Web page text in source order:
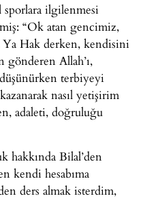
ilgilenmesi
“Ok atan gencimiz,
Ya Hak derken, kendisini
Allah’ı,
terbiyeyi
nasıl yetişirim
adaleti, doğruluğu
hakkında Bilal’den
kendi hesabıma
ders almak isterdim,